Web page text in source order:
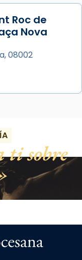
Roc de
Nova
08002
sobre